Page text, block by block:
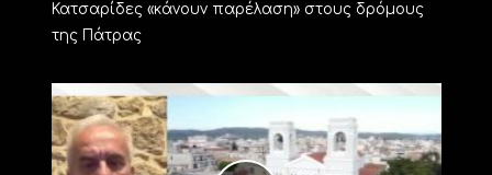
Κατσαρίδες «κάνουν παρέλαση» στους δρόμους
της Πάτρας